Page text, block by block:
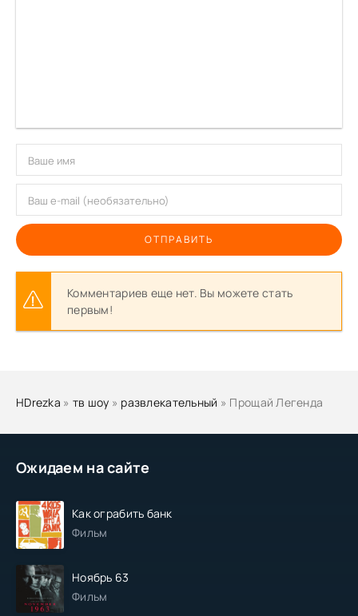
Ожидаем на сайте
Как ограбить банк
Фильм
Ноябрь 63
Фильм
ОТПРАВИТЬ
Комментариев еще нет. Вы можете стать
первым!
HDrezka » тв шоу » развлекательный » Прощай Легенда